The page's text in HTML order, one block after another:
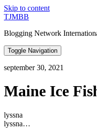
Skip to content
TJMBB
Blogging Network
Toggle Navigation
september 30, 2021
Maine Ice
lyssna
lyssna…